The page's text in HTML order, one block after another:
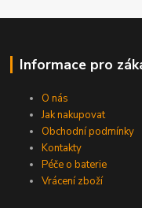
Informace pro
O nás
Jak nakupovat
Obchodní podmínky
Kontakty
Péče o baterie
Vrácení zboží